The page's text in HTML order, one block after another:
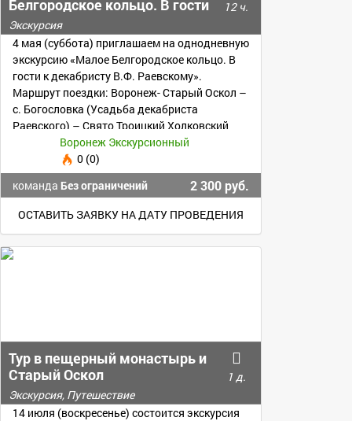
Белгородское кольцо. В гости
к декабристу В.Ф.
Раевскому»
12 ч.
Экскурсия
4 мая (суббота) приглашаем на однодневную
экскурсию «Малое Белгородское кольцо. В
гости к декабристу В.Ф. Раевскому».
Маршрут поездки: Воронеж- Старый Оскол –
с. Богословка (Усадьба декабриста
Раевского) – Свято Троицкий Холковский
монастырь.Воронеж Экскурсионный
0 (0)
команда Без ограничений 2 300 руб.
ОСТАВИТЬ ЗАЯВКУ НА ДАТУ ПРОВЕДЕНИЯ
Тур в пещерный монастырь и
Старый Оскол
1 д.
Экскурсия, Путешествие
14 июля (воскресенье) состоится экскурсия